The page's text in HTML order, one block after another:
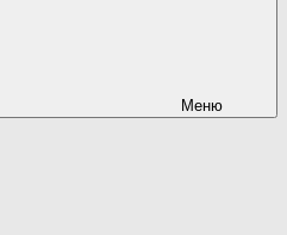
Меню